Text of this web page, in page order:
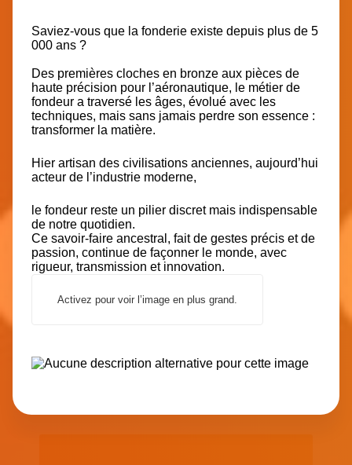
Saviez-vous que la fonderie existe depuis plus de 5
000 ans ?
Des premières cloches en bronze aux pièces de
haute précision pour l’aéronautique, le métier de
fondeur a traversé les âges, évolué avec les
techniques, mais sans jamais perdre son essence :
transformer la matière.
Hier artisan des civilisations anciennes, aujourd’hui
acteur de l’industrie moderne,
le fondeur reste un pilier discret mais indispensable
de notre quotidien.
Ce savoir-faire ancestral, fait de gestes précis et de
passion, continue de façonner le monde, avec
rigueur, transmission et innovation.
Activez pour voir l’image en plus grand.